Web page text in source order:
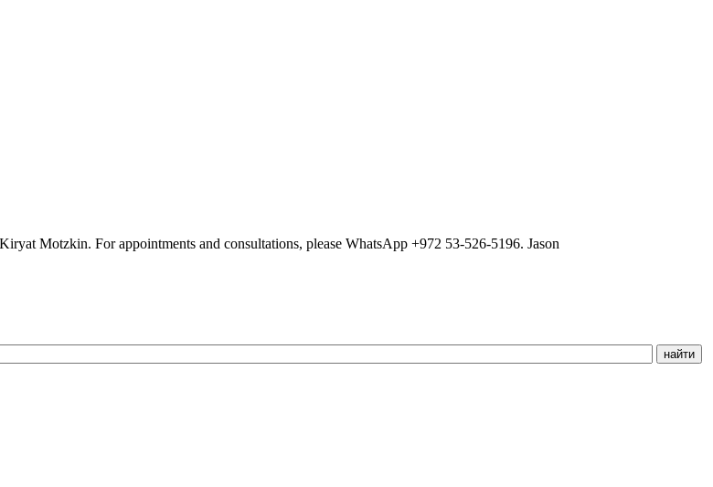
Motzkin. For appointments and consultations, please WhatsApp +972 53-526-5196. Jason